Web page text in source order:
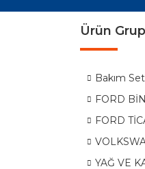
Ürün
Bakım
FORD
FORD
YAĞ VE